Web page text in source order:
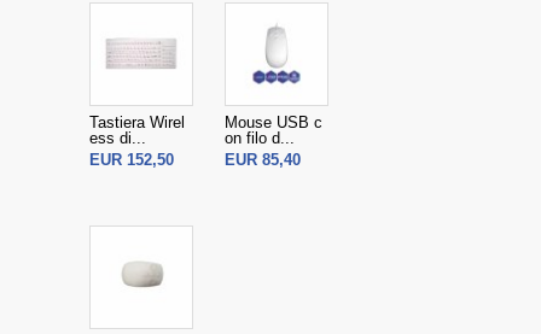
Tastiera Wirel
ess di...
EUR 152,50
Mouse USB c
on filo d...
EUR 85,40